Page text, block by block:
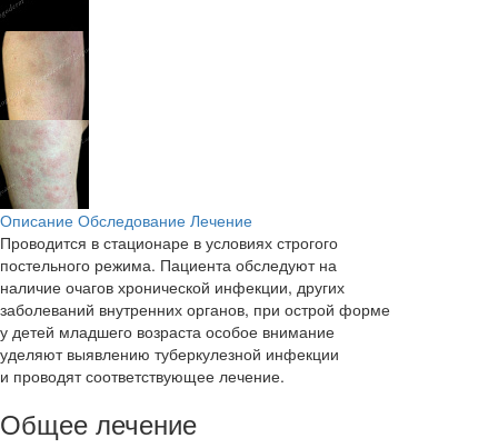
Описание Обследование Лечение
Проводится в стационаре в условиях строгого
постельного режима. Пациента обследуют на
наличие очагов хронической инфекции, других
заболеваний внутренних органов, при острой форме
у детей младшего возраста особое внимание
уделяют выявлению туберкулезной инфекции
и проводят соответствующее лечение.
Общее лечение